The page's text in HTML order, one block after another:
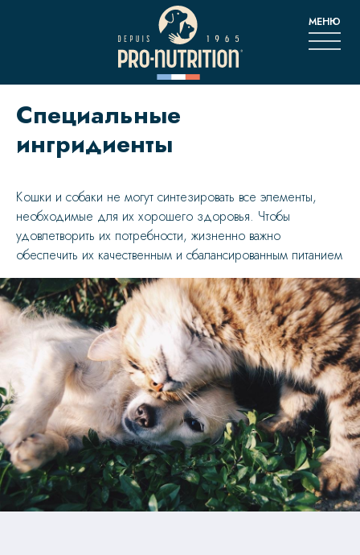
content
МЕНЮ
Специальные
ингридиенты
Кошки и собаки не могут синтезировать все элементы,
необходимые для их хорошего здоровья. Чтобы
удовлетворить их потребности, жизненно важно
обеспечить их качественным и сбалансированным питанием